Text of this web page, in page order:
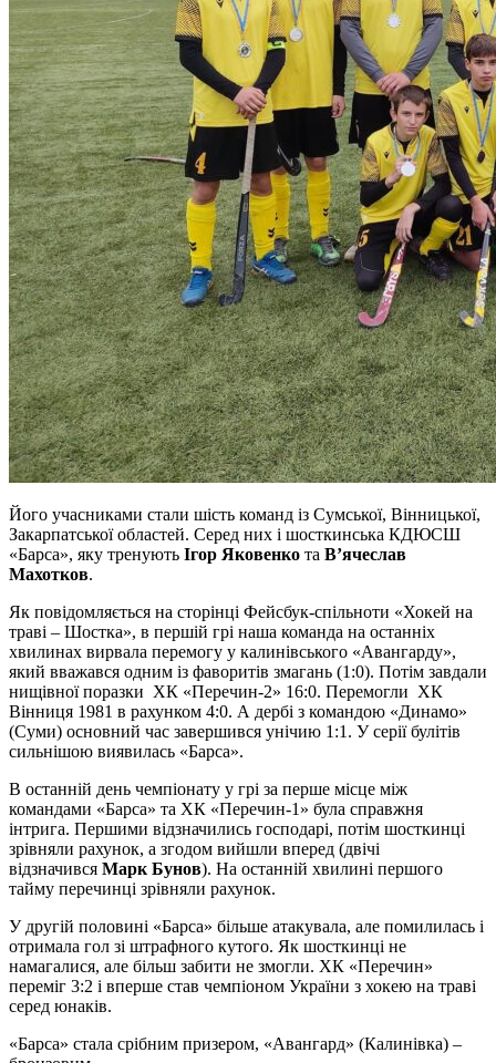
Його учасниками стали шість команд із Сумської, Вінницької,
Закарпатської областей. Серед них і шосткинська КДЮСШ
«Барса», яку тренують Ігор Яковенко та В’ячеслав
Махотков.
Як повідомляється на сторінці Фейсбук-спільноти «Хокей на
траві – Шостка», в першій грі наша команда на останніх
хвилинах вирвала перемогу у калинівського «Авангарду»,
який вважався одним із фаворитів змагань (1:0). Потім завдали
нищівної поразки ХК «Перечин-2» 16:0. Перемогли ХК
Вінниця 1981 в рахунком 4:0. А дербі з командою «Динамо»
(Суми) основний час завершився унічию 1:1. У серії булітів
сильнішою виявилась «Барса».
В останній день чемпіонату у грі за перше місце між
командами «Барса» та ХК «Перечин-1» була справжня
інтрига. Першими відзначились господарі, потім шосткинці
зрівняли рахунок, а згодом вийшли вперед (двічі
відзначився Марк Бунов). На останній хвилині першого
тайму перечинці зрівняли рахунок.
У другій половині «Барса» більше атакувала, але помилилась і
отримала гол зі штрафного кутого. Як шосткинці не
намагалися, але більш забити не змогли. ХК «Перечин»
переміг 3:2 і вперше став чемпіоном України з хокею на траві
серед юнаків.
«Барса» стала срібним призером, «Авангард» (Калинівка) –